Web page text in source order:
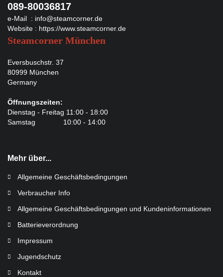
089-80036817
e-Mail : info@steamcorner.de
Website : https://www.steamcorner.de
Steamcorner München
Eversbuschstr. 37
80999 München
Germany
Öffnungszeiten:
Dienstag - Freitag 11:00 - 18:00
Samstag 10:00 - 14:00
Mehr über...
Allgemeine Geschäftsbedingungen
Verbraucher Info
Allgemeine Geschäftsbedingungen und Kundeninformationen
Batterieverordnung
Impressum
Jugendschutz
Kontakt